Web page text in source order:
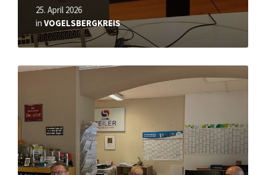
25. April 2026
in VOGELSBERGKREIS
Read